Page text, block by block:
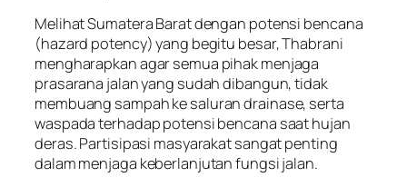
Melihat Sumatera Barat dengan potensi bencana
(hazard potency) yang begitu besar, Thabrani
mengharapkan agar semua pihak menjaga
prasarana jalan yang sudah dibangun, tidak
membuang sampah ke saluran drainase, serta
waspada terhadap potensi bencana saat hujan
deras. Partisipasi masyarakat sangat penting
dalam menjaga keberlanjutan fungsi jalan.